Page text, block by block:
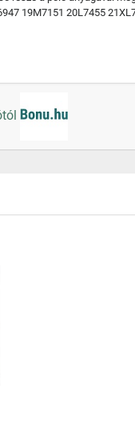
19M7151 20L7455